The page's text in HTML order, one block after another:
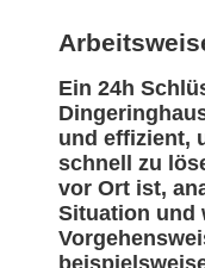
Ein 24h
und effizient,
schnell zu
vor Ort ist,
Situation und